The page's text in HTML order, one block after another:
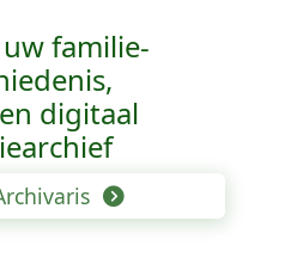
uw familie­
digitaal